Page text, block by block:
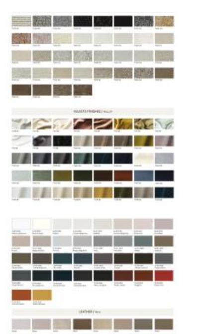
очистка помещения от тары и упаковки
Гарантийная проверка— осмотр товара на
предмет повреждений и дефектов при
доставке
Сроки доставкиСтандартная доставка по
Москве осуществляется в течение 3-5 рабочих
дней. Для Московской области сроки зависят
от удалённости объекта и варьируются от 5 до
10 рабочих дней. Возможна срочная доставка
при наличии свободных логистических
ресурсов.
Управление логистикой и контроль
качества
мониторинга. Наша команда логистических
специалистов с опытом работы в
международной доставке обеспечивает
полную сохранность груза, соблюдение
температурного режима и защиту от
механических повреждений на всех этапах
маршрута.